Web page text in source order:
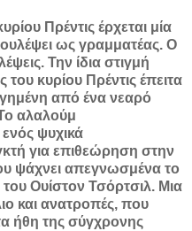
Πρέντις έρχεται μία
ως γραμματέας. Ο
Την ίδια στιγμή
του κυρίου Πρέντις έπειτα
από ένα νεαρό
αλαλούμ
ψυχικά
για επιθεώρηση στην
ψάχνει απεγνωσμένα το
Ουίστον Τσόρτσιλ. Μια
και ανατροπές, που
ήθη της σύγχρονης